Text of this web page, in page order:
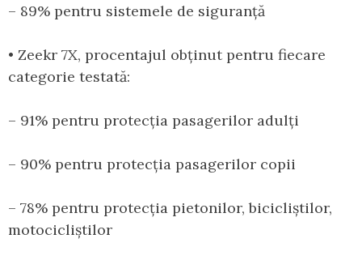
– 89% pentru sistemele de siguranță
• Zeekr 7X, procentajul obținut pentru fiecare
categorie testată:
– 91% pentru protecția pasagerilor adulți
– 90% pentru protecția pasagerilor copii
– 78% pentru protecția pietonilor, bicicliștilor,
motocicliștilor